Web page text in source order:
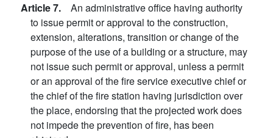
Article 7. An administrative office having authority
to issue permit or approval to the construction,
extension, alterations, transition or change of the
purpose of the use of a building or a structure, may
not issue such permit or approval, unless a permit
or an approval of the fire service executive chief or
the chief of the fire station having jurisdiction over
the place, endorsing that the projected work does
not impede the prevention of fire, has been